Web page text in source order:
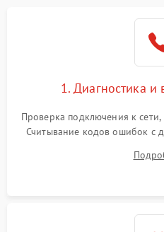
1. Диагностика
Проверка подключения к
Считывание кодов ошибок с
выявления посторонних
электронного